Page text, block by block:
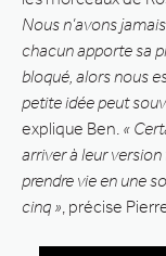
Nous n’avons
chacun apporte sa
bloqué, alors nous
petite idée peut
explique Ben. «
arriver à leur
prendre vie en une
cinq » , précise